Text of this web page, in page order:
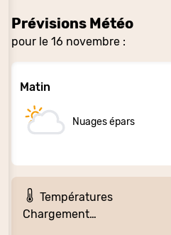
Prévisions Météo
pour le 16 novembre :
Matin
Nuages épars
Températures
Chargement…